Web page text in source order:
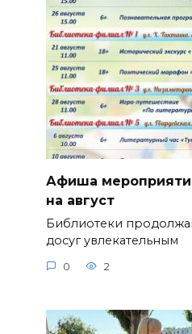
Афиша
на август
Библиотеки
досуг увлекательным
0 2